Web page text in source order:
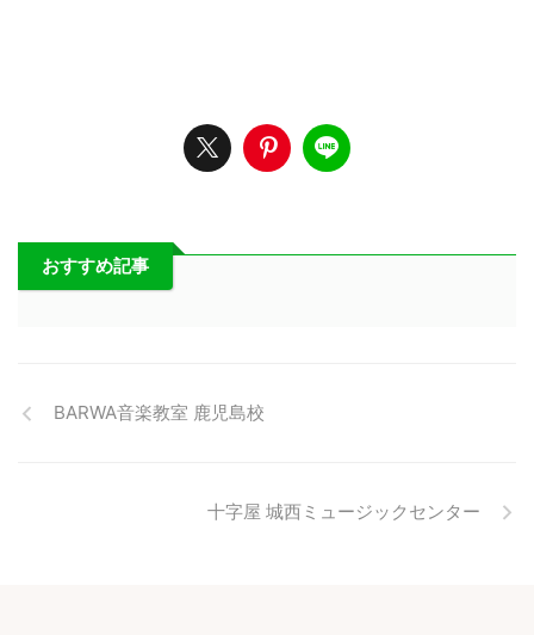
おすすめ記事
BARWA音楽教室 鹿児島校
十字屋 城西ミュージックセンター